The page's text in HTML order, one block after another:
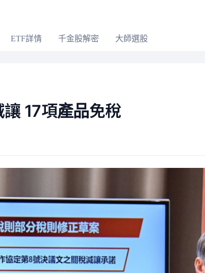
ETF詳情 千金股解密 大師選股
17項產品免稅